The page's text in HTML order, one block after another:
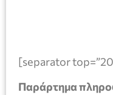
[separator
Παράρτημα